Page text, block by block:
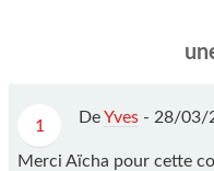
1 DeYves - 28/03/
Merci Aïcha pour cette